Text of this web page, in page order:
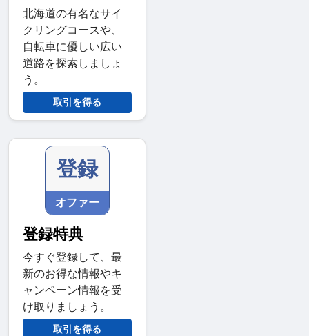
北海道の有名なサイ
クリングコースや、
自転車に優しい広い
道路を探索しましょ
う。
取引を得る
登録
オファー
登録特典
今すぐ登録して、最
新のお得な情報やキ
ャンペーン情報を受
け取りましょう。
取引を得る